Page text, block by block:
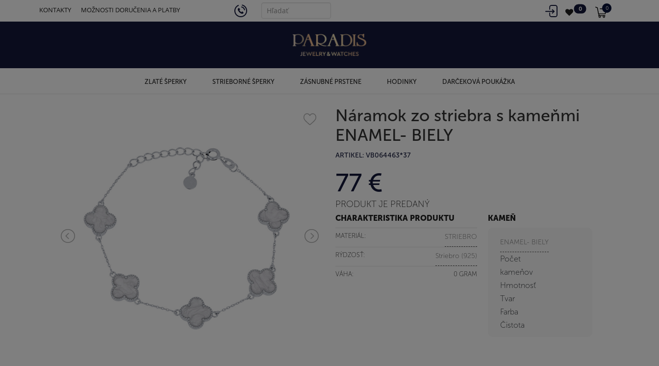
KONTAKTY MOŽNOSTI DORUČENIA A PLATBY 4434 0 0
ZLATÉ ŠPERKY STRIEBORNÉ ŠPERKY ZÁSNUBNÉ PRSTENE HODINKY DARČEKOVÁ POUKÁŽKA
Náramok zo striebra s kameňmi
ENAMEL- BIELY
ARTIKEL: VB064463*37
77 €
PRODUKT JE PREDANÝ
CHARAKTERISTIKA PRODUKTU
MATERIÁL: STRIEBRO
RÝDZOSŤ: Striebro (925)
VÁHA: 0 GRAM
KAMEŇ
ENAMEL- BIELY
Počet
kameňov
Hmotnosť
Tvar
Farba
Čistota